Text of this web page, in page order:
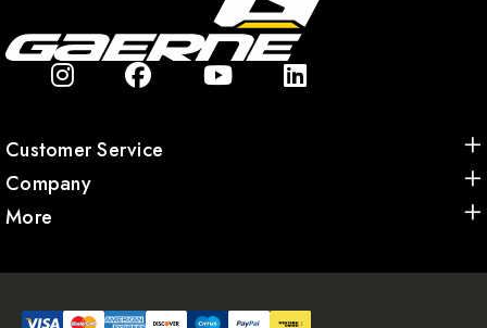
Customer Service
Company
More